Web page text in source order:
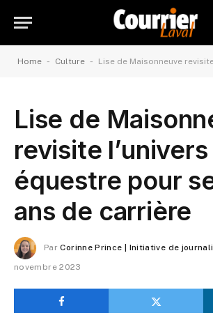
Home - Culture - Lise de Maisonneuve revisite l’univers
Lise de
revisite l’univers
équestre pour
ans de carrière
Par Corinne Prince | Initiative de
novembre 2023